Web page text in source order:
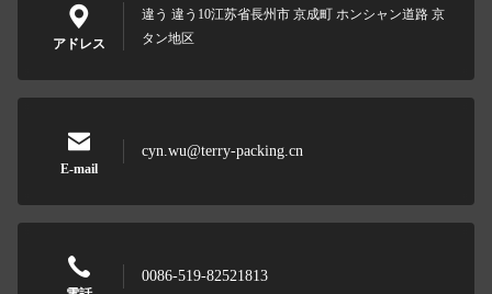
アドレス
違う 違う10江苏省長州市 京成町 ホンシャン道路 京
タン地区
E-mail
cyn.wu@terry-packing.cn
0086-519-82521813